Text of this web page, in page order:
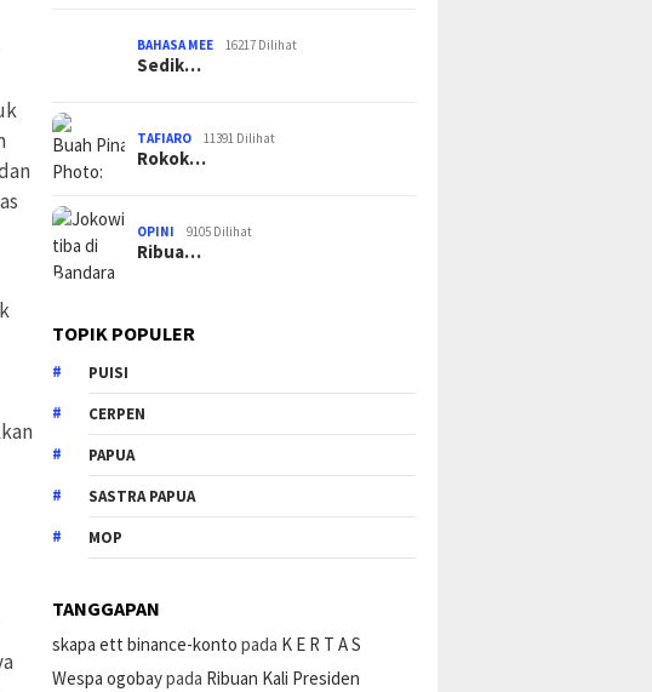
BAHASA MEE 16217 Dilihat
Sedik…
TAFIARO 11391 Dilihat
Rokok…
OPINI 9105 Dilihat
Ribua…
TOPIK POPULER
PUISI
CERPEN
PAPUA
SASTRA PAPUA
MOP
TANGGAPAN
skapa ett binance-konto pada K E R T A S
Wespa ogobaypada Ribuan Kali Presiden